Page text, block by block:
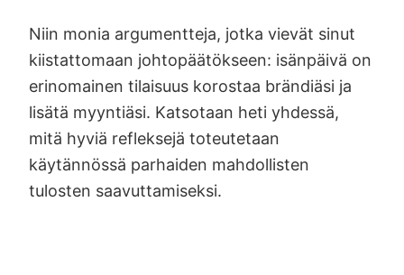
Niin monia argumentteja, jotka vievät sinut
kiistattomaan johtopäätökseen: isänpäivä on
erinomainen tilaisuus korostaa brändiäsi ja
lisätä myyntiäsi. Katsotaan heti yhdessä,
mitä hyviä refleksejä toteutetaan
käytännössä parhaiden mahdollisten
tulosten saavuttamiseksi.